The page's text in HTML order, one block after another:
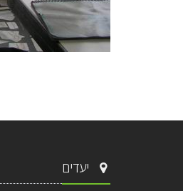
יעדים